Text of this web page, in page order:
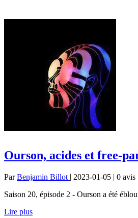
Ourson, acides et free-
ParBenjamin Billot | 2023-01-05 | 0 avis
Saison 20, épisode 2 - Ourson a été
Lire plus